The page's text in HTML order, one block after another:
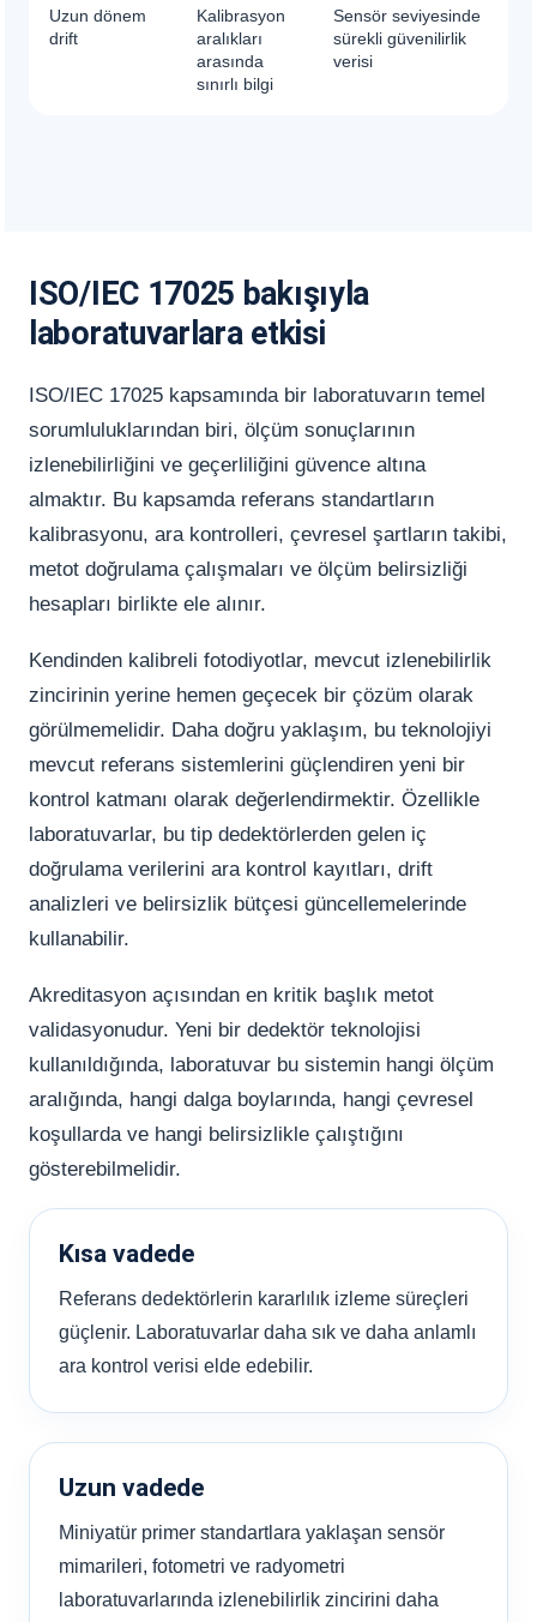
Uzun dönem
drift
Kalibrasyon
aralıkları
arasında
sınırlı bilgi
Sensör seviyesinde
sürekli güvenilirlik
verisi
ISO/IEC 17025 bakışıyla
laboratuvarlara etkisi
ISO/IEC 17025 kapsamında bir laboratuvarın temel
sorumluluklarından biri, ölçüm sonuçlarının
izlenebilirliğini ve geçerliliğini güvence altına
almaktır. Bu kapsamda referans standartların
kalibrasyonu, ara kontrolleri, çevresel şartların takibi,
metot doğrulama çalışmaları ve ölçüm belirsizliği
hesapları birlikte ele alınır.
Kendinden kalibreli fotodiyotlar, mevcut izlenebilirlik
zincirinin yerine hemen geçecek bir çözüm olarak
görülmemelidir. Daha doğru yaklaşım, bu teknolojiyi
mevcut referans sistemlerini güçlendiren yeni bir
kontrol katmanı olarak değerlendirmektir. Özellikle
laboratuvarlar, bu tip dedektörlerden gelen iç
doğrulama verilerini ara kontrol kayıtları, drift
analizleri ve belirsizlik bütçesi güncellemelerinde
kullanabilir.
Akreditasyon açısından en kritik başlık metot
validasyonudur. Yeni bir dedektör teknolojisi
kullanıldığında, laboratuvar bu sistemin hangi ölçüm
aralığında, hangi dalga boylarında, hangi çevresel
koşullarda ve hangi belirsizlikle çalıştığını
gösterebilmelidir.
Kısa vadede
Referans dedektörlerin kararlılık izleme süreçleri
güçlenir. Laboratuvarlar daha sık ve daha anlamlı
ara kontrol verisi elde edebilir.
Uzun vadede
Miniyatür primer standartlara yaklaşan sensör
mimarileri, fotometri ve radyometri
laboratuvarlarında izlenebilirlik zincirini daha